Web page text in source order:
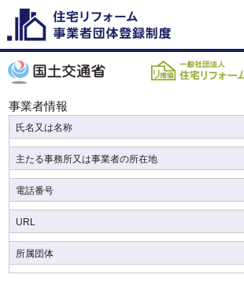
事業者情報
氏名又は名称
主たる事務所又は事業者の所在地
電話番号
URL
所属団体